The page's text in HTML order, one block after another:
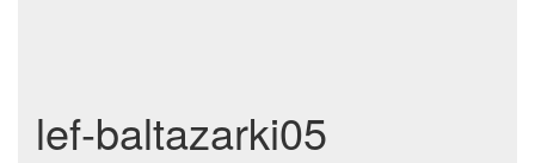
lef-baltazarki05